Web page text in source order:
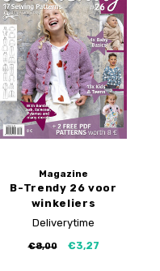
Magazine
B-Trendy 26 voor
winkeliers
Deliverytime
€8,00 €3,27